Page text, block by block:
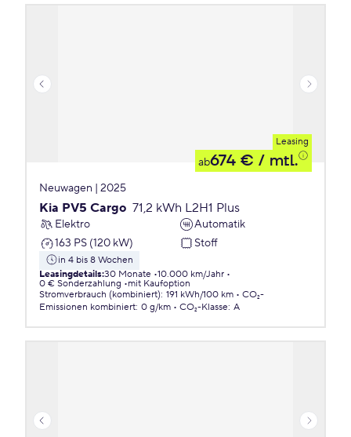
Leasing
ab674 € / mtl.
Neuwagen | 2025
Kia PV5 Cargo 71,2 kWh L2H1 Plus
Elektro
Automatik
163 PS (120 kW)
Stoff
in 4 bis 8 Wochen
Leasingdetails:30 Monate 10.000 km/Jahr
0 € Sonderzahlung
mit Kaufoption
Stromverbrauch (kombiniert): 191 kWh/100 km
CO₂-
Emissionen kombiniert: 0 g/km CO₂-Klasse: A